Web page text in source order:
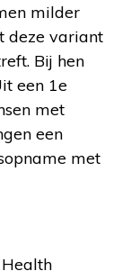
milder
deze variant
Bij hen
een 1e
met
een
met